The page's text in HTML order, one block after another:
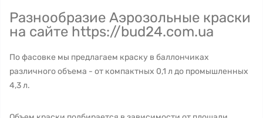
Разнообразие Аэрозольные краски
на сайте https://bud24.com.ua
По фасовке мы предлагаем краску в баллончиках
различного объема - от компактных 0,1 л до промышленных
4,3 л.